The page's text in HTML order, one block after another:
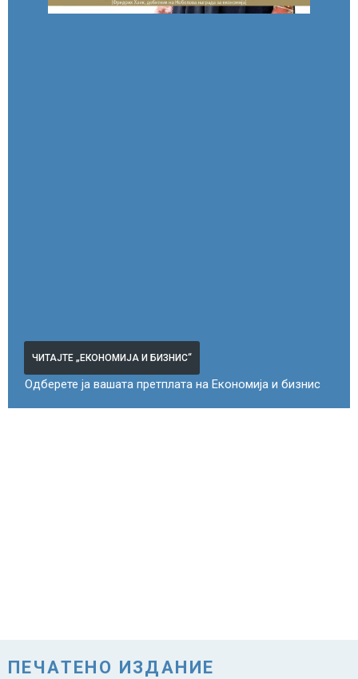
ЧИТАЈТЕ „ЕКОНОМИЈА И БИЗНИС“
Одберете ја вашата претплата на Економија и бизнис
ПЕЧАТЕНО ИЗДАНИЕ